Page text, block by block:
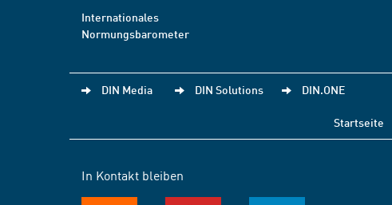
Internationales
Normungsbarometer
DIN Media DIN Solutions DIN.ONE
Startseite
In Kontakt bleiben